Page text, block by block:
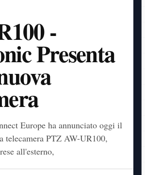
-
Presenta
Europe ha annunciato oggi il
telecamera PTZ AW-UR100,
all'esterno,